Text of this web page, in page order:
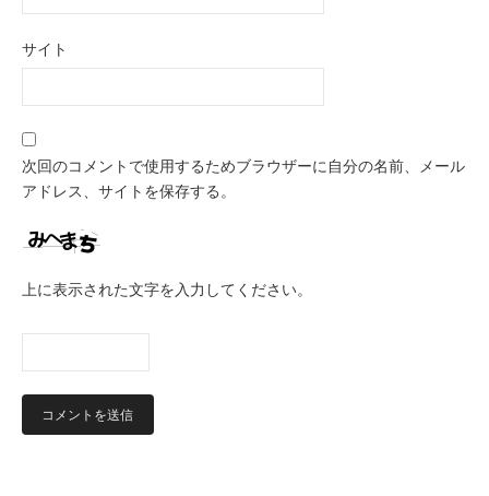
サイト
次回のコメントで使用するためブラウザーに自分の名前、メール
アドレス、サイトを保存する。
上に表示された文字を入力してください。